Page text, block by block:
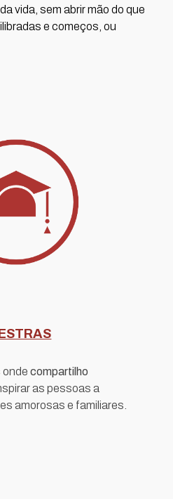
vida, sem abrir mão do que
e começos, ou
ondecompartilho
as pessoas a
amorosas e familiares.